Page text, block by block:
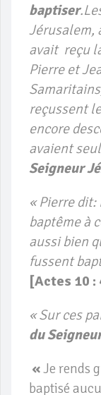
baptiser
Jérusalem,
avait reçu
Pierre et
reçussent
encore
avaient
Seigneur
« Pierre dit:
baptême à
aussi bien
fussent
[Actes 10 :
« Sur ces
du
«Je rends
baptisé